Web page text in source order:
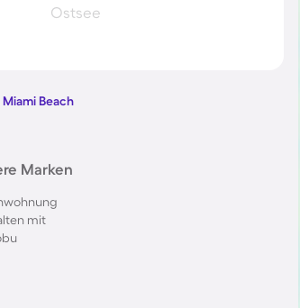
Ostsee
Pensionen in Frankreich
Miami Beach
Marken
mit